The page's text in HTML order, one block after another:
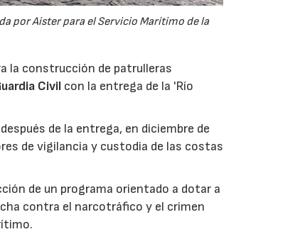
por Aister para el Servicio Marítimo de la
la construcción de patrulleras
Civil con la entrega de la 'Río
de la entrega, en diciembre de
de vigilancia y custodia de las costas
de un programa orientado a dotar a
contra el narcotráfico y el crimen